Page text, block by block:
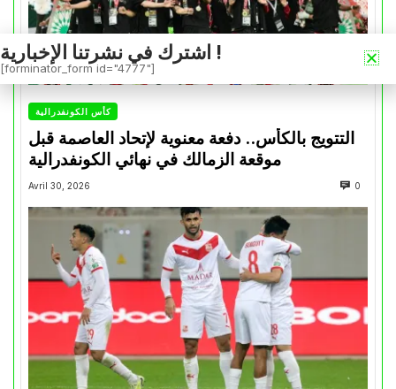
كأس الكونفدرالية
التتويج بالكأس.. دفعة معنوية لإتحاد العاصمة قبل
موقعة الزمالك في نهائي الكونفدرالية
Avril 30, 2026 0
اشترك في نشرتنا الإخبارية !
[forminator_form id="4777"]